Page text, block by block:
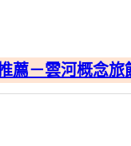
薦－雲河概念旅